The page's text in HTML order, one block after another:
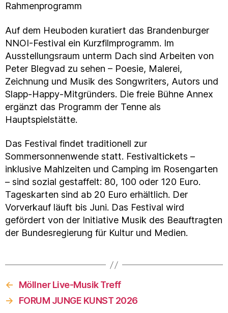
Rahmenprogramm
Auf dem Heuboden kuratiert das Brandenburger
NNOI-Festival ein Kurzfilmprogramm. Im
Ausstellungsraum unterm Dach sind Arbeiten von
Peter Blegvad zu sehen – Poesie, Malerei,
Zeichnung und Musik des Songwriters, Autors und
Slapp-Happy-Mitgründers. Die freie Bühne Annex
ergänzt das Programm der Tenne als
Hauptspielstätte.
Das Festival findet traditionell zur
Sommersonnenwende statt. Festivaltickets –
inklusive Mahlzeiten und Camping im Rosengarten
– sind sozial gestaffelt: 80, 100 oder 120 Euro.
Tageskarten sind ab 20 Euro erhältlich. Der
Vorverkauf läuft bis Juni. Das Festival wird
gefördert von der Initiative Musik des Beauftragten
der Bundesregierung für Kultur und Medien.
←
Möllner Live-Musik Treff
→
FORUM JUNGE KUNST 2026